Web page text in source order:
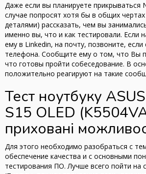
Даже если вы планируете прикрываться
случае попросят хотя бы в общих
деталями) рассказать, чем вы
именно вы, что и как тестировали. Если
ему в Linkedin, на почту, позвоните, если
телефона. Сообщите ему о том, что Вы
что готовы пройти собеседование. В
положительно реагируют на такие
Тест ноутбуку
S15 OLED
приховані
Для этого необходимо разобраться с
обеспечение качества и с основными
тестирования ПО. Лучше всего пойти на